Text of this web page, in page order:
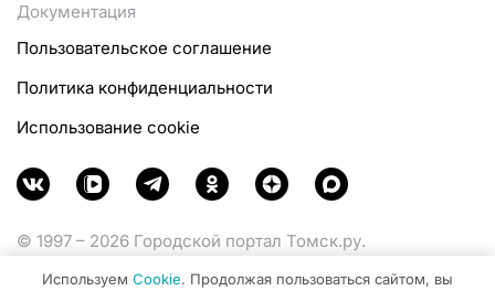
Документация
Пользовательское соглашение
Политика конфиденциальности
Использование cookie
© 1997 – 2026 Городской портал Томск.ру.
Используем Cookie. Продолжая пользоваться сайтом, вы